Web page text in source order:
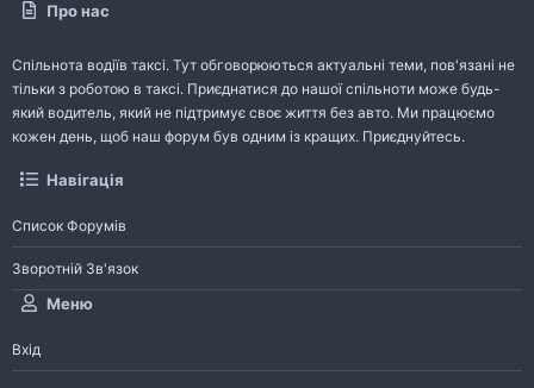
Про нас
Спільнота водіїв таксі. Тут обговорюються актуальні теми, пов'язані не
тільки з роботою в таксі. Приєднатися до нашої спільноти може будь-
який водитель, який не підтримує своє життя без авто. Ми працюємо
кожен день, щоб наш форум був одним із кращих. Приєднуйтесь.
Навігація
Список Форумів
Зворотній Зв'язок
Меню
Вхід